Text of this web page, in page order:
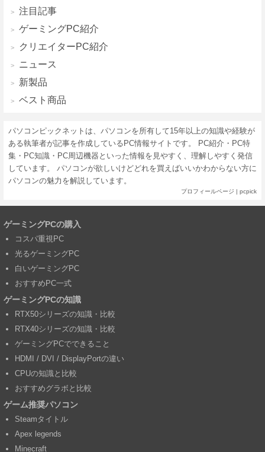
注目記事
ゲーミングPC紹介
クリエイターPC紹介
ニュース
新製品
ベスト商品
パソコンピックネットは、パソコンを所有して15年以上の知識や経験が
ある執筆者が記事を作成しているPC情報サイトです。 PC紹介・PC特
集・PC知識・PC周辺機器といった情報を見やすく、理解しやすく発信
しています。 パソコンが欲しいけどどれを買えばいいかわからない方に
パソコンの魅力を解説しています。
プロフィールページ | pcpick
ゲーミングPCの購入
コスパ重視PC
光るゲーミングPC
白いゲーミングPC
おすすめPC一式
ゲーミングPCの知識
RTX50シリーズの知識・比較
RTX40シリーズの知識・比較
ゲーミングPCでできること
HDMI / DVI / DisplayPortの違い
CPUの知識と比較
おすすめグラボと比較
ゲーム推奨パソコン
Steamタイトル
Apex legends
Minecraft